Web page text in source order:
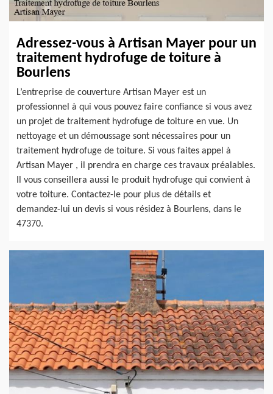
Adressez-vous à Artisan Mayer pour un
traitement hydrofuge de toiture à
Bourlens
L’entreprise de couverture Artisan Mayer est un
professionnel à qui vous pouvez faire confiance si vous avez
un projet de traitement hydrofuge de toiture en vue. Un
nettoyage et un démoussage sont nécessaires pour un
traitement hydrofuge de toiture. Si vous faites appel à
Artisan Mayer , il prendra en charge ces travaux préalables.
Il vous conseillera aussi le produit hydrofuge qui convient à
votre toiture. Contactez-le pour plus de détails et
demandez-lui un devis si vous résidez à Bourlens, dans le
47370.